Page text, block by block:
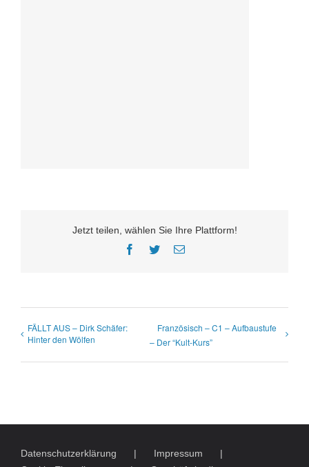
Jetzt teilen, wählen Sie Ihre Plattform!
Facebook
TwitterE-
FÄLLT AUS – Dirk Schäfer:
Hinter den Wölfen
Französisch – C1 – Aufbaustufe
– Der “Kult-Kurs”
Datenschutzerklärung
Impressum